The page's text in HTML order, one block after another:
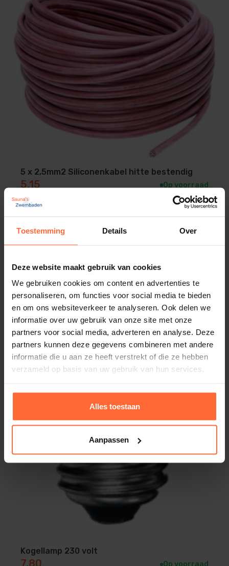
Toestemming Details Over
Deze website maakt gebruik van cookies
We gebruiken cookies om content en advertenties te
personaliseren, om functies voor social media te bieden
en om ons websiteverkeer te analyseren. Ook delen we
informatie over uw gebruik van onze site met onze
partners voor social media, adverteren en analyse. Deze
partners kunnen deze gegevens combineren met andere
informatie die u aan ze heeft verstrekt of die ze hebben
verzameld op basis van uw gebruik van hun services.
Alles toestaan
Aanpassen
5 x 2,5mm2 Siliconenkabel hitte bestendig
5,15 Op voorraad
Kogellamp 230 volt